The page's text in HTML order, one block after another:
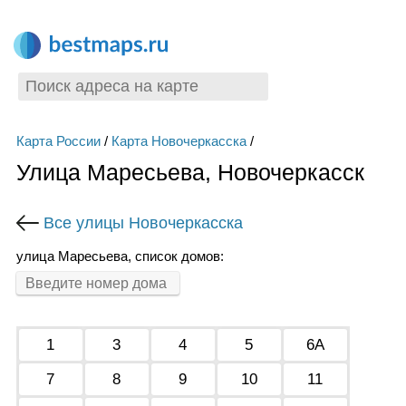
Карта России/ Карта Новочеркасска/
Улица Маресьева, Новочеркасск
Все улицы Новочеркасска
улица Маресьева, список домов:
1 3 4 5
6А
7
8 9 10
11